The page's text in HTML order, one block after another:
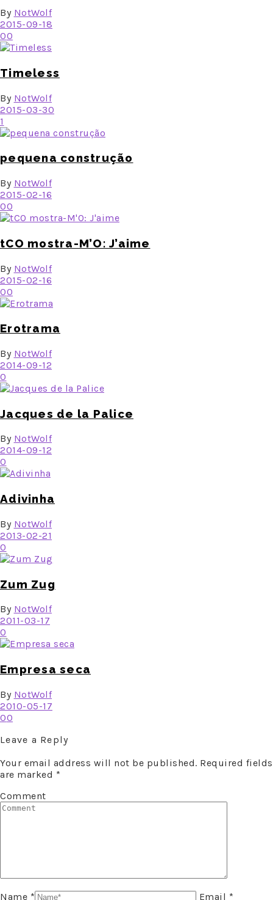
By NotWolf
2015-09-18
00
Timeless
By NotWolf
2015-03-30
1
pequena construção
By NotWolf
2015-02-16
00
tCO mostra-M’O: J’aime
By NotWolf
2015-02-16
00
Erotrama
By NotWolf
2014-09-12
0
Jacques de la Palice
By NotWolf
2014-09-12
0
Adivinha
By NotWolf
2013-02-21
0
Zum Zug
By NotWolf
2011-03-17
0
Empresa seca
By NotWolf
2010-05-17
00
Leave a Reply
Your email address will not be published. Required fields
are marked *
Comment
Name * Email *